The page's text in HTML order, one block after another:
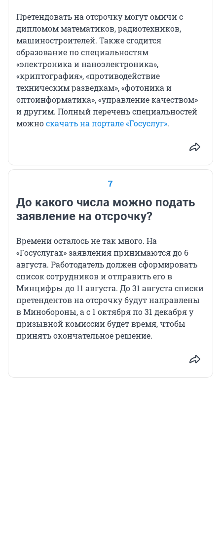
Претендовать на отсрочку могут омичи с
дипломом математиков, радиотехников,
машиностроителей. Также сгодится
образование по специальностям
«электроника и наноэлектроника»,
«криптография», «противодействие
техническим разведкам», «фотоника и
оптоинформатика», «управление качеством»
и другим. Полный перечень специальностей
можноскачать на портале «Госуслуг».
7
До какого числа можно подать
заявление на отсрочку?
Времени осталось не так много. На
«Госуслугах» заявления принимаются до 6
августа. Работодатель должен сформировать
список сотрудников и отправить его в
Минцифры до 11 августа. До 31 августа списки
претендентов на отсрочку будут направлены
в Минобороны, а с 1 октября по 31 декабря у
призывной комиссии будет время, чтобы
принять окончательное решение.